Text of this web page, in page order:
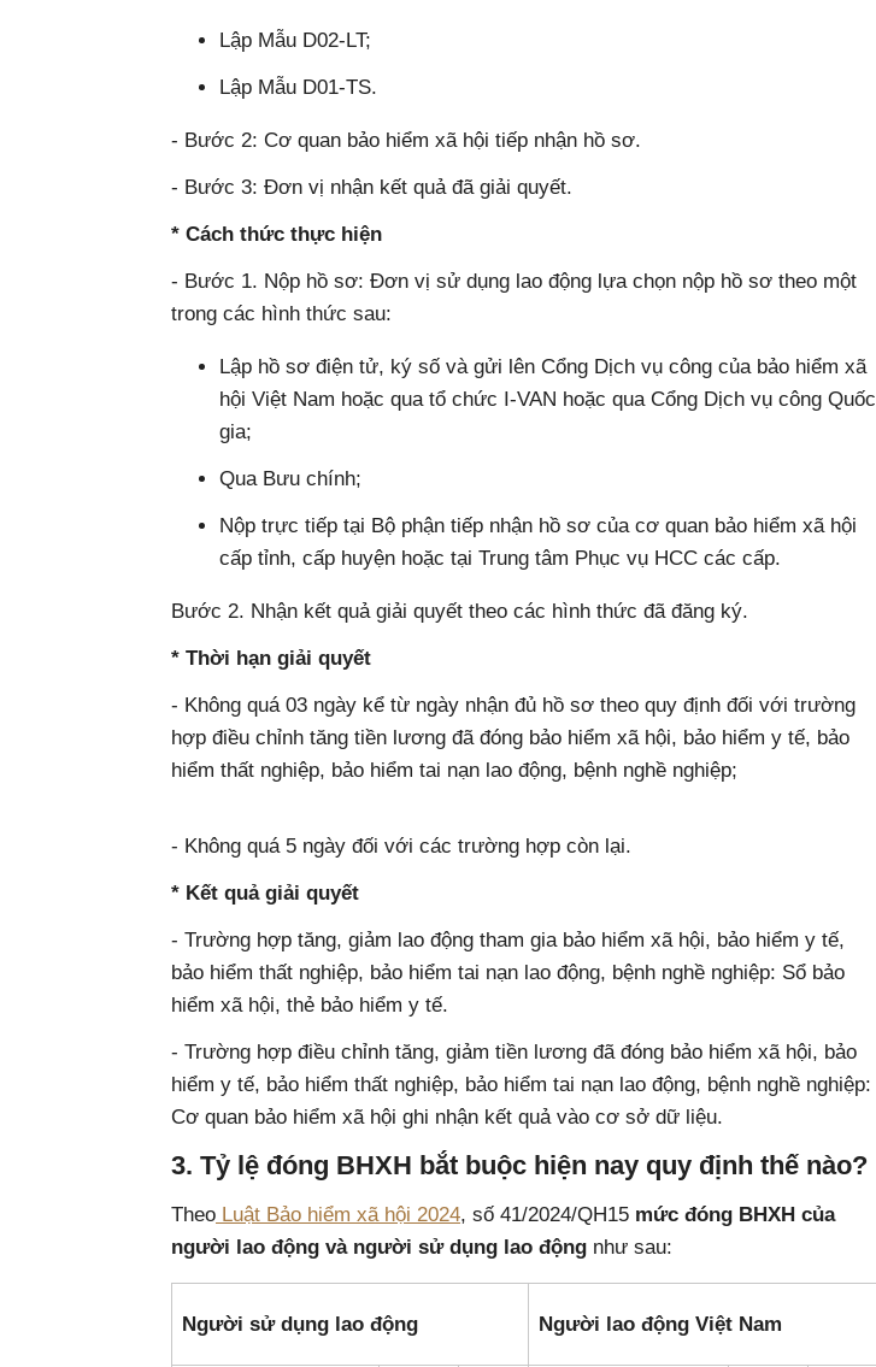
Lập Mẫu D02-LT;
Lập Mẫu D01-TS.
- Bước 2: Cơ quan bảo hiểm xã hội tiếp nhận hồ sơ.
- Bước 3: Đơn vị nhận kết quả đã giải quyết.
* Cách thức thực hiện
- Bước 1. Nộp hồ sơ: Đơn vị sử dụng lao động lựa chọn nộp hồ sơ theo một
trong các hình thức sau:
Lập hồ sơ điện tử, ký số và gửi lên Cổng Dịch vụ công của bảo hiểm xã
hội Việt Nam hoặc qua tổ chức I-VAN hoặc qua Cổng Dịch vụ công Quốc
gia;
Qua Bưu chính;
Nộp trực tiếp tại Bộ phận tiếp nhận hồ sơ của cơ quan bảo hiểm xã hội
cấp tỉnh, cấp huyện hoặc tại Trung tâm Phục vụ HCC các cấp.
Bước 2. Nhận kết quả giải quyết theo các hình thức đã đăng ký.
* Thời hạn giải quyết
- Không quá 03 ngày kể từ ngày nhận đủ hồ sơ theo quy định đối với trường
hợp điều chỉnh tăng tiền lương đã đóng bảo hiểm xã hội, bảo hiểm y tế, bảo
hiểm thất nghiệp, bảo hiểm tai nạn lao động, bệnh nghề nghiệp;
- Không quá 5 ngày đối với các trường hợp còn lại.
* Kết quả giải quyết
- Trường hợp tăng, giảm lao động tham gia bảo hiểm xã hội, bảo hiểm y tế,
bảo hiểm thất nghiệp, bảo hiểm tai nạn lao động, bệnh nghề nghiệp: Sổ bảo
hiểm xã hội, thẻ bảo hiểm y tế.
- Trường hợp điều chỉnh tăng, giảm tiền lương đã đóng bảo hiểm xã hội, bảo
hiểm y tế, bảo hiểm thất nghiệp, bảo hiểm tai nạn lao động, bệnh nghề nghiệp:
Cơ quan bảo hiểm xã hội ghi nhận kết quả vào cơ sở dữ liệu.
3. Tỷ lệ đóng BHXH bắt buộc hiện nay quy định thế nào?
Theo Luật Bảo hiểm xã hội 2024, số 41/2024/QH15 mức đóng BHXH của
người lao động và người sử dụng lao động như sau:
Người sử dụng lao động Người lao động Việt Nam